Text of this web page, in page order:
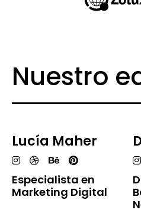
Nuestro
Lucía Maher
Especialista en
Marketing Digital